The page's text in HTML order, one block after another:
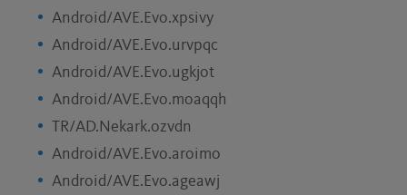
Android/AVE.Evo.xpsivy
Android/AVE.Evo.urvpqc
Android/AVE.Evo.ugkjot
Android/AVE.Evo.moaqqh
TR/AD.Nekark.ozvdn
Android/AVE.Evo.aroimo
Android/AVE.Evo.ageawj